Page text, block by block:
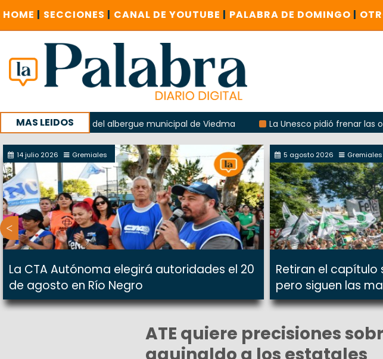
HOME | SECCIONES | CANAL DE YOUTUBE | PALABRA DE DOMINGO |
MAS LEIDOS
explosión del albergue municipal de Viedma La Unesco pidió frenar las obras
con un encuentro provincial en Roca
14 julio 2026 Gremiales
La CTA Autónoma elegirá autoridades el 20
de agosto en Río Negro
5 agosto 2026 Gremiales
Retiran el capítulo
pero siguen las
ATE quiere precisiones